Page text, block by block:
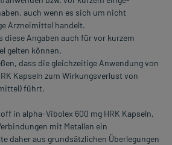
auch wenn es sich um nicht
Arzneimittel handelt.
diese Angaben auch für vor kurzem
gelten können.
dass die gleichzeitige Anwendung von
Kapseln zum Wirkungsverlust von
führt.
in alpha-Vibolex 600 mg HRK Kapseln,
mit Metallen ein
daher aus grundsätzlichen Überlegungen